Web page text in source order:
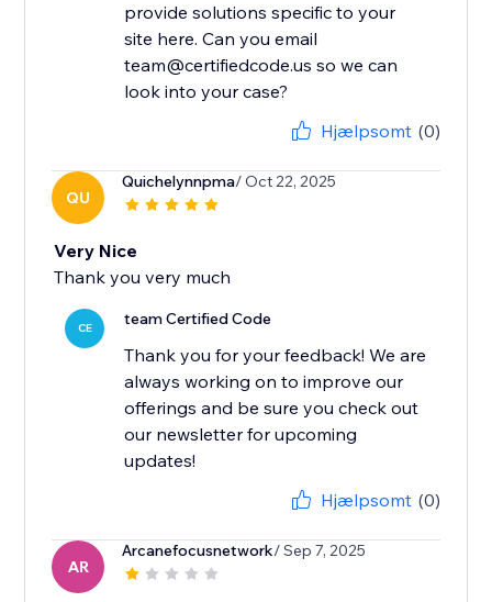
provide solutions specific to your
site here. Can you email
team@certifiedcode.us so we can
look into your case?
Hjælpsomt (0)
QU
Quichelynnpma/ Oct 22, 2025
Very Nice
Thank you very much
CE team Certified Code
Thank you for your feedback! We are
always working on to improve our
offerings and be sure you check out
our newsletter for upcoming
updates!
Hjælpsomt (0)
AR
Arcanefocusnetwork/ Sep 7, 2025